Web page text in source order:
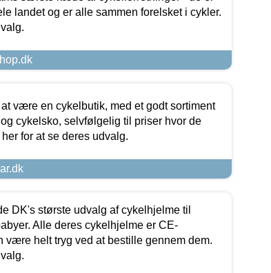
landet og er alle sammen forelsket i cykler.
være en cykelbutik, med et godt sortiment
cykelsko, selvfølgelig til priser hvor de
for at se deres udvalg.
DK's største udvalg af cykelhjelme til
Alle deres cykelhjelme er CE-
være helt tryg ved at bestille gennem dem.